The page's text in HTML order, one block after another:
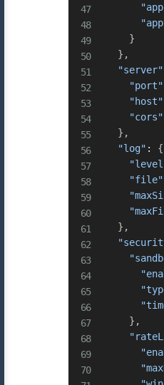
}
} ,
"server"
"port"
"host"
"cors"
} ,
"log" :
{
"file"
} ,
} ,